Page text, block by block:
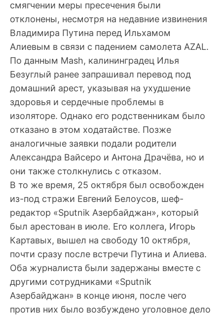
смягчении меры пресечения были
отклонены, несмотря на недавние извинения
Владимира Путина перед Ильхамом
Алиевым в связи с падением самолета AZAL.
По данным Mash, калининградец Илья
Безуглый ранее запрашивал перевод под
домашний арест, указывая на ухудшение
здоровья и сердечные проблемы в
изоляторе. Однако его родственникам было
отказано в этом ходатайстве. Позже
аналогичные заявки подали родители
Александра Вайсеро и Антона Драчёва, но и
они также столкнулись с отказом.
В то же время, 25 октября был освобожден
из-под стражи Евгений Белоусов, шеф-
редактор «Sputnik Азербайджан», который
был арестован в июле. Его коллега, Игорь
Картавых, вышел на свободу 10 октября,
почти сразу после встречи Путина и Алиева.
Оба журналиста были задержаны вместе с
другими сотрудниками «Sputnik
Азербайджан» в конце июня, после чего
против них было возбуждено уголовное дело